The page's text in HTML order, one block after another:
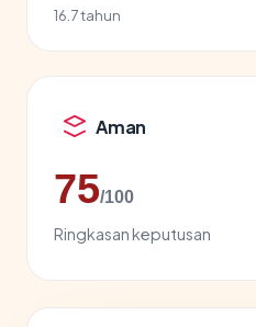
16.7 tahun
Aman
75/100
Ringkasan keputusan